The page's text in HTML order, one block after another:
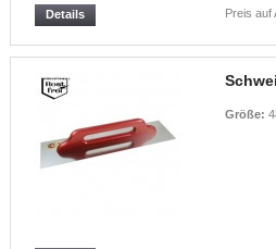
Preis auf
Details
Größe: